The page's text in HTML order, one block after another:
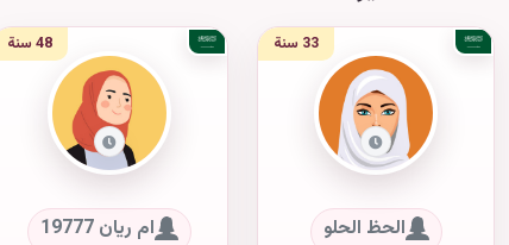
33 سنة
الحظ الحلو
48 سنة
ام ريان 19777